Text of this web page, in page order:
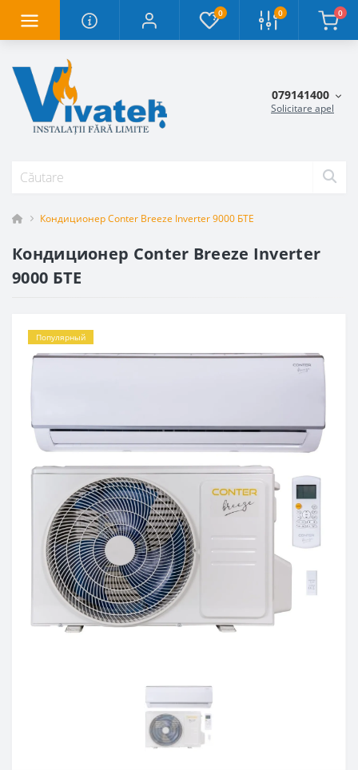
0 0 0
079141400
Solicitare apel
Кондиционер Conter Breeze Inverter 9000 БТЕ
Кондиционер Conter Breeze Inverter
9000 БТЕ
Популярный